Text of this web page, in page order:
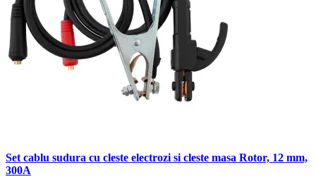
Set cablu sudura cu cleste electrozi si cleste masa Rotor, 12 mm,
300A